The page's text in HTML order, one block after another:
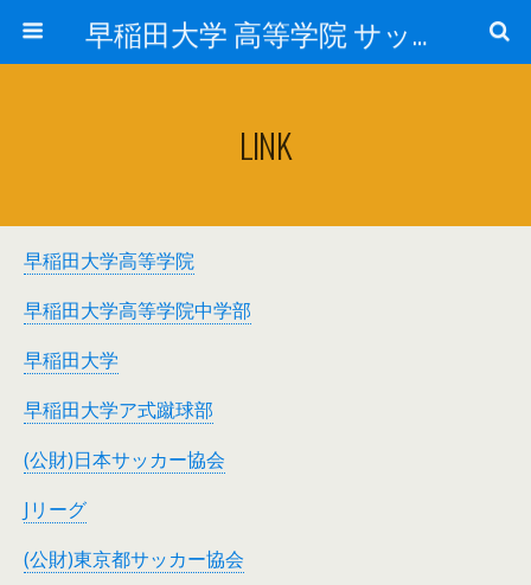
早稲田大学 高等学院 サッカー部
LINK
早稲田大学高等学院
早稲田大学高等学院中学部
早稲田大学
早稲田大学ア式蹴球部
(公財)日本サッカー協会
Jリーグ
(公財)東京都サッカー協会